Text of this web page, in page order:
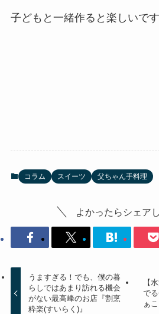
子どもと一緒作ると楽しいです
コラム スイーツ 父ちゃん手料理
よかったらシェア
うますぎる！でも、僕の暮
らしではあまり訪れる機会
がない最高峰のお店『割烹
粋楽(すいらく)』
【
で
ぁ